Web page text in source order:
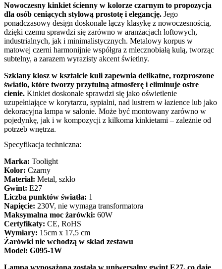
Nowoczesny kinkiet ścienny w kolorze czarnym to propozycja
dla osób ceniących stylową prostotę i elegancję. Jego
ponadczasowy design doskonale łączy klasykę z nowoczesnością,
dzięki czemu sprawdzi się zarówno w aranżacjach loftowych,
industrialnych, jak i minimalistycznych. Metalowy korpus w
matowej czerni harmonijnie współgra z mlecznobiałą kulą, tworząc
subtelny, a zarazem wyrazisty akcent świetlny.
Szklany klosz w kształcie kuli zapewnia delikatne, rozproszone
światło, które tworzy przytulną atmosferę i eliminuje ostre
cienie. Kinkiet doskonale sprawdzi się jako oświetlenie
uzupełniające w korytarzu, sypialni, nad lustrem w łazience lub jako
dekoracyjna lampa w salonie. Może być montowany zarówno w
pojedynkę, jak i w kompozycji z kilkoma kinkietami – zależnie od
potrzeb wnętrza.
Specyfikacja techniczna:
Marka: Toolight
Kolor: Czarny
Materiał: Metal, szkło
Gwint: E27
Liczba punktów światła: 1
Napięcie: 230V, nie wymaga transformatora
Maksymalna moc żarówki: 60W
Certyfikaty: CE, RoHS
Wymiary: 15cm x 17,5 cm
Żarówki nie wchodzą w skład zestawu
Model: G095-1W
Lampa wyposażona została w uniwersalny gwint E27, co daje